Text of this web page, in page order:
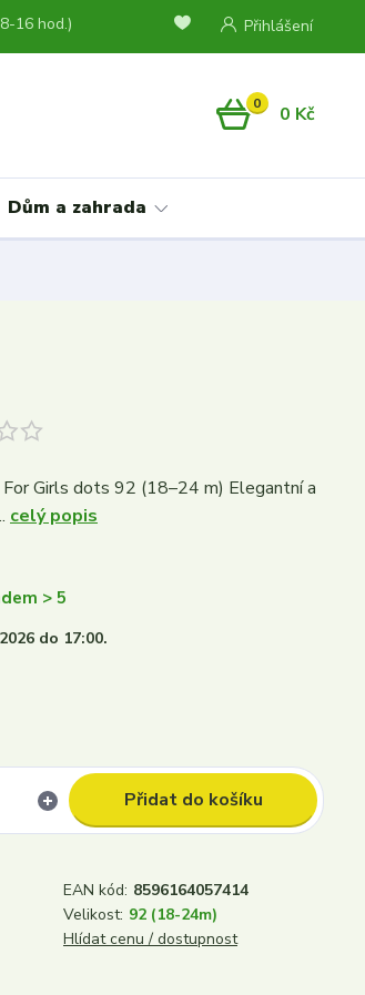
Přihlášení
16 hod.)
0 0 Kč
Dům a zahrada
Girls dots 92 (18–24 m) Elegantní a
celý popis
> 5
do 17:00.
Přidat do košíku
EAN kód: 8596164057414
Velikost: 92 (18-24m)
Hlídat cenu / dostupnost